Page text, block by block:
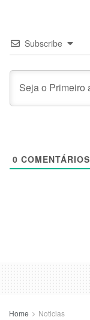
Subscribe
0 COMENTÁRIOS
Home Noticias